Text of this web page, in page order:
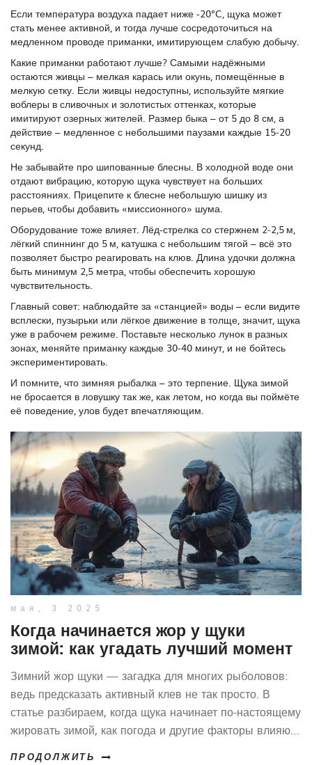
Если температура воздуха падает ниже -20°C, щука может
стать менее активной, и тогда лучше сосредоточиться на
медленном проводе приманки, имитирующем слабую добычу.
Какие приманки работают лучше? Самыми надёжными
остаются живцы – мелкая карась или окунь, помещённые в
мелкую сетку. Если живцы недоступны, используйте мягкие
воблеры в сливочных и золотистых оттенках, которые
имитируют озерных жителей. Размер быка – от 5 до 8 см, а
действие – медленное с небольшими паузами каждые 15‑20
секунд.
Не забывайте про шипованные блесны. В холодной воде они
отдают вибрацию, которую щука чувствует на больших
расстояниях. Прицепите к блесне небольшую шишку из
перьев, чтобы добавить «миссионного» шума.
Оборудование тоже влияет. Лёд-стрелка со стержнем 2‑2,5 м,
лёгкий спиннинг до 5 м, катушка с небольшим тягой – всё это
позволяет быстро реагировать на клюв. Длина удочки должна
быть минимум 2,5 метра, чтобы обеспечить хорошую
чувствительность.
Главный совет: наблюдайте за «станцией» воды – если видите
всплески, пузырьки или лёгкое движение в толще, значит, щука
уже в рабочем режиме. Поставьте несколько лунок в разных
зонах, меняйте приманку каждые 30‑40 минут, и не бойтесь
экспериментировать.
И помните, что зимняя рыбалка – это терпение. Щука зимой
не бросается в ловушку так же, как летом, но когда вы поймёте
её поведение, улов будет впечатляющим.
мая, 3 2025
Когда начинается жор у щуки
зимой: как угадать лучший момент
Зимний жор щуки — загадка для многих рыболовов:
ведь предсказать активный клев не так просто. В
статье разбираем, когда щука начинает по-настоящему
жировать зимой, как погода и другие факторы влияют
ПРОДОЛЖИТЬ